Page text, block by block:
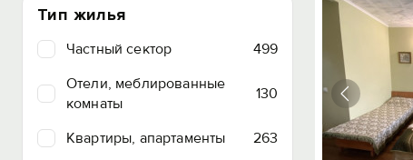
Тип жилья
Частный сектор
499
Отели, меблированные
комнаты
130
Квартиры, апартаменты
263